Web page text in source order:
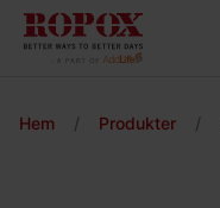
Hem / Produkter /